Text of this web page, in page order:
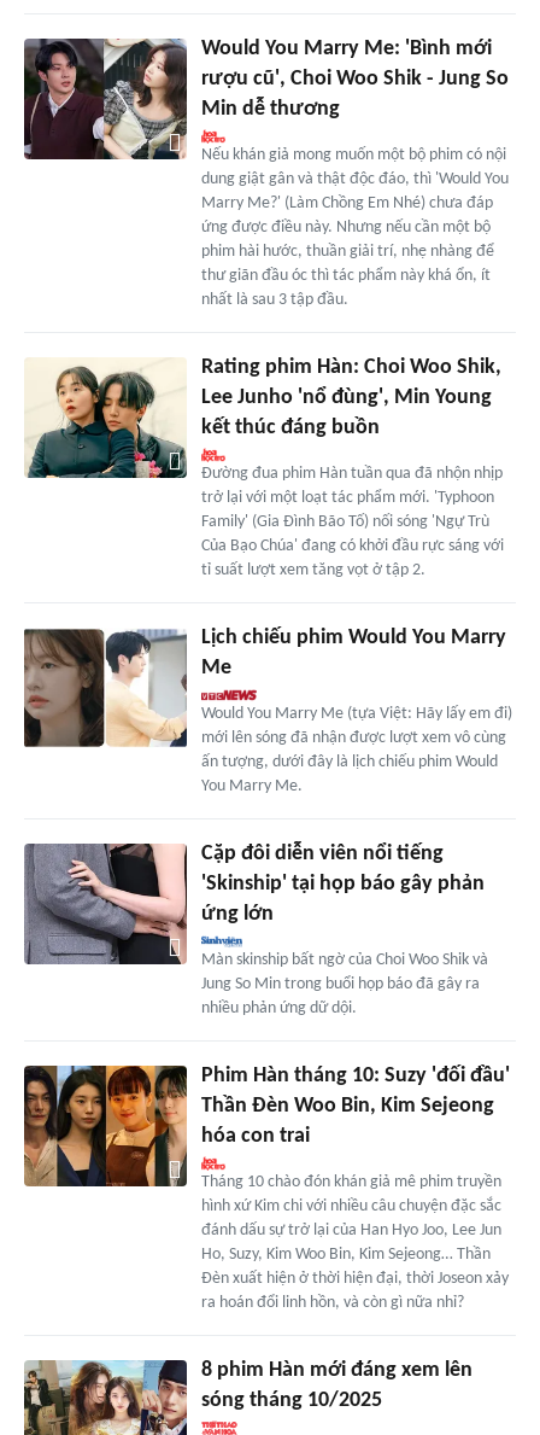
Would You Marry Me: 'Bình mới
rượu cũ', Choi Woo Shik - Jung So
Min dễ thương
Nếu khán giả mong muốn một bộ phim có nội
dung giật gân và thật độc đáo, thì 'Would You
Marry Me?' (Làm Chồng Em Nhé) chưa đáp
ứng được điều này. Nhưng nếu cần một bộ
phim hài hước, thuần giải trí, nhẹ nhàng để
thư giãn đầu óc thì tác phẩm này khá ổn, ít
nhất là sau 3 tập đầu.
Rating phim Hàn: Choi Woo Shik,
Lee Junho 'nổ đùng', Min Young
kết thúc đáng buồn
Đường đua phim Hàn tuần qua đã nhộn nhịp
trở lại với một loạt tác phẩm mới. 'Typhoon
Family' (Gia Đình Bão Tố) nối sóng 'Ngự Trù
Của Bạo Chúa' đang có khởi đầu rực sáng với
tỉ suất lượt xem tăng vọt ở tập 2.
Lịch chiếu phim Would You Marry
Me
Would You Marry Me (tựa Việt: Hãy lấy em đi)
mới lên sóng đã nhận được lượt xem vô cùng
ấn tượng, dưới đây là lịch chiếu phim Would
You Marry Me.
Cặp đôi diễn viên nổi tiếng
'Skinship' tại họp báo gây phản
ứng lớn
Màn skinship bất ngờ của Choi Woo Shik và
Jung So Min trong buổi họp báo đã gây ra
nhiều phản ứng dữ dội.
Phim Hàn tháng 10: Suzy 'đối đầu'
Thần Đèn Woo Bin, Kim Sejeong
hóa con trai
Tháng 10 chào đón khán giả mê phim truyền
hình xứ Kim chi với nhiều câu chuyện đặc sắc
đánh dấu sự trở lại của Han Hyo Joo, Lee Jun
Ho, Suzy, Kim Woo Bin, Kim Sejeong… Thần
Đèn xuất hiện ở thời hiện đại, thời Joseon xảy
ra hoán đổi linh hồn, và còn gì nữa nhỉ?
8 phim Hàn mới đáng xem lên
sóng tháng 10/2025